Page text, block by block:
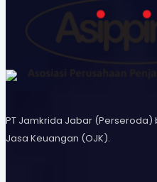
PT Jamkrida Jabar
Jasa Keuangan (OJK).